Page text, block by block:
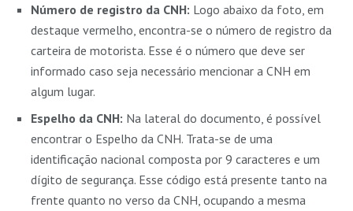
Número de registro da CNH: Logo abaixo da foto, em
destaque vermelho, encontra-se o número de registro da
carteira de motorista. Esse é o número que deve ser
informado caso seja necessário mencionar a CNH em
algum lugar.
Espelho da CNH: Na lateral do documento, é possível
encontrar o Espelho da CNH. Trata-se de uma
identificação nacional composta por 9 caracteres e um
dígito de segurança. Esse código está presente tanto na
frente quanto no verso da CNH, ocupando a mesma